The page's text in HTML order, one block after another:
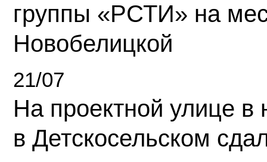
группы «РСТИ» на
Новобелицкой
21/07
На проектной улице
в Детскосельском